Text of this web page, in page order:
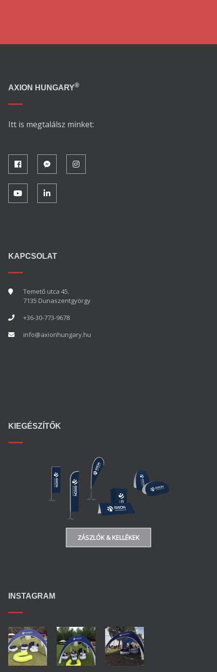
AXION HUNGARY®
Itt is megtalálsz minket:
KAPCSOLAT
Temető utca 45.
7135 Dunaszentgyörgy
+36-30-773-9678
info@axionhungary.hu
KIEGÉSZÍTŐK
ZÁSZLÓK & KELLÉKEK
INSTAGRAM